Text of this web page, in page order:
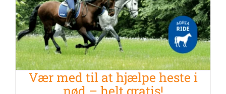
Vær med til at hjælpe heste i
nød – helt gratis!